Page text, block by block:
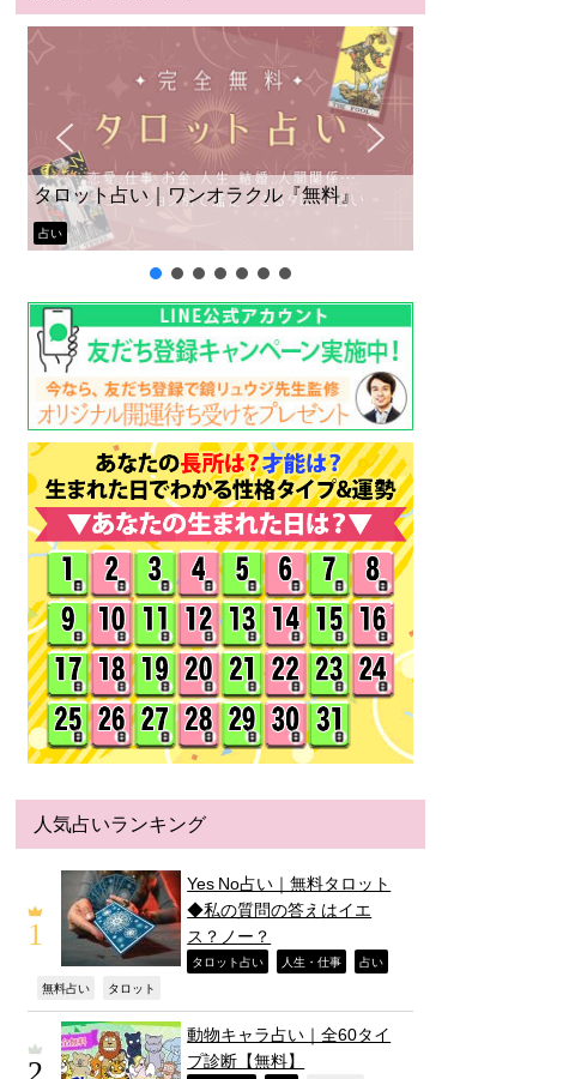
タロット占い｜ワンオラクル『無料』
占い
人気占いランキング
Yes No占い｜無料タロット
◆私の質問の答えはイエ
ス？ノー？
タロット占い 人生・仕事 占い
無料占い タロット
動物キャラ占い｜全60タイ
プ診断【無料】